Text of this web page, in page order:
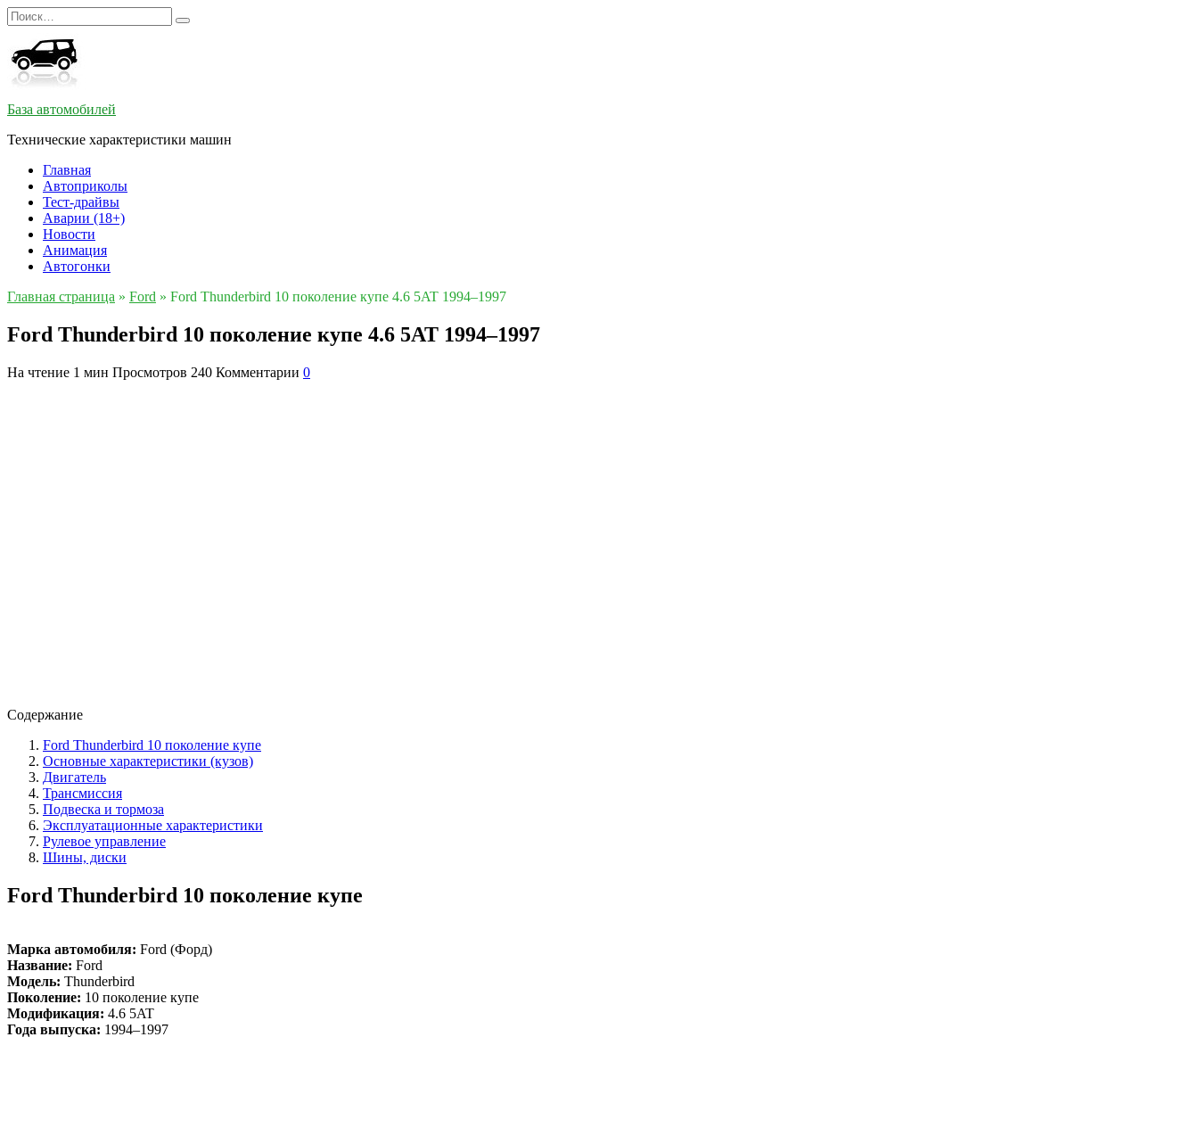
Перейти
к
содержанию
Search
for:
База автомобилей
Технические характеристики машин
Главная
Автоприколы
Тест-драйвы
Аварии (18+)
Новости
Анимация
Автогонки
Главная страница » Ford » Ford Thunderbird 10 поколение купе 4.6 5AT 1994–1997
Ford Thunderbird 10 поколение купе 4.6 5AT 1994–1997
На чтение 1 мин Просмотров 240 Комментарии 0
Содержание
Ford Thunderbird 10 поколение купе
Основные характеристики (кузов)
Двигатель
Трансмиссия
Подвеска и тормоза
Эксплуатационные характеристики
Рулевое управление
Шины, диски
Ford Thunderbird 10 поколение купе
Марка автомобиля: Ford (Форд)
Название: Ford
Модель: Thunderbird
Поколение: 10 поколение купе
Модификация: 4.6 5AT
Года выпуска: 1994–1997